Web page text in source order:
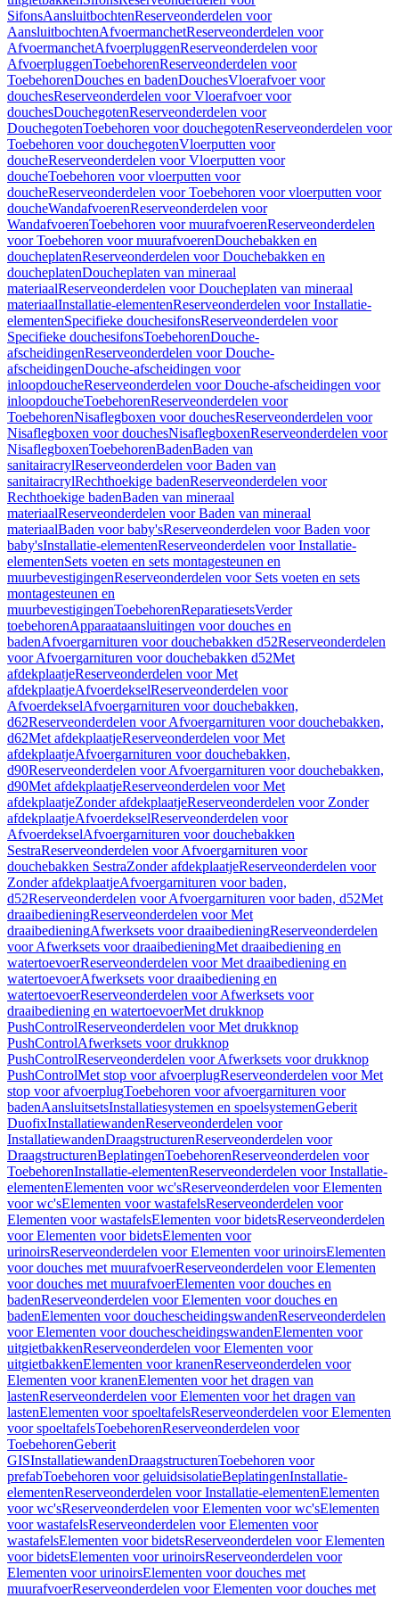
SifonsAansluitbochtenReserveonderdelen voor
AansluitbochtenAfvoermanchetReserveonderdelen voor
AfvoermanchetAfvoerpluggenReserveonderdelen voor
AfvoerpluggenToebehorenReserveonderdelen voor
ToebehorenDouches en badenDouchesVloerafvoer voor
douchesReserveonderdelen voor Vloerafvoer voor
douchesDouchegotenReserveonderdelen voor
DouchegotenToebehoren voor douchegotenReserveonderdelen voor
Toebehoren voor douchegotenVloerputten voor
doucheReserveonderdelen voor Vloerputten voor
doucheToebehoren voor vloerputten voor
doucheReserveonderdelen voor Toebehoren voor vloerputten voor
doucheWandafvoerenReserveonderdelen voor
WandafvoerenToebehoren voor muurafvoerenReserveonderdelen
voor Toebehoren voor muurafvoerenDouchebakken en
doucheplatenReserveonderdelen voor Douchebakken en
doucheplatenDoucheplaten van mineraal
materiaalReserveonderdelen voor Doucheplaten van mineraal
materiaalInstallatie-elementenReserveonderdelen voor Installatie-
elementenSpecifieke douchesifonsReserveonderdelen voor
Specifieke douchesifonsToebehorenDouche-
afscheidingenReserveonderdelen voor Douche-
afscheidingenDouche-afscheidingen voor
inloopdoucheReserveonderdelen voor Douche-afscheidingen voor
inloopdoucheToebehorenReserveonderdelen voor
ToebehorenNisaflegboxen voor douchesReserveonderdelen voor
Nisaflegboxen voor douchesNisaflegboxenReserveonderdelen voor
NisaflegboxenToebehorenBadenBaden van
sanitairacrylReserveonderdelen voor Baden van
sanitairacrylRechthoekige badenReserveonderdelen voor
Rechthoekige badenBaden van mineraal
materiaalReserveonderdelen voor Baden van mineraal
materiaalBaden voor baby'sReserveonderdelen voor Baden voor
baby'sInstallatie-elementenReserveonderdelen voor Installatie-
elementenSets voeten en sets montagesteunen en
muurbevestigingenReserveonderdelen voor Sets voeten en sets
montagesteunen en
muurbevestigingenToebehorenReparatiesetsVerder
toebehorenApparaataansluitingen voor douches en
badenAfvoergarnituren voor douchebakken d52Reserveonderdelen
voor Afvoergarnituren voor douchebakken d52Met
afdekplaatjeReserveonderdelen voor Met
afdekplaatjeAfvoerdekselReserveonderdelen voor
AfvoerdekselAfvoergarnituren voor douchebakken,
d62Reserveonderdelen voor Afvoergarnituren voor douchebakken,
d62Met afdekplaatjeReserveonderdelen voor Met
afdekplaatjeAfvoergarnituren voor douchebakken,
d90Reserveonderdelen voor Afvoergarnituren voor douchebakken,
d90Met afdekplaatjeReserveonderdelen voor Met
afdekplaatjeZonder afdekplaatjeReserveonderdelen voor Zonder
afdekplaatjeAfvoerdekselReserveonderdelen voor
AfvoerdekselAfvoergarnituren voor douchebakken
SestraReserveonderdelen voor Afvoergarnituren voor
douchebakken SestraZonder afdekplaatjeReserveonderdelen voor
Zonder afdekplaatjeAfvoergarnituren voor baden,
d52Reserveonderdelen voor Afvoergarnituren voor baden, d52Met
draaibedieningReserveonderdelen voor Met
draaibedieningAfwerksets voor draaibedieningReserveonderdelen
voor Afwerksets voor draaibedieningMet draaibediening en
watertoevoerReserveonderdelen voor Met draaibediening en
watertoevoerAfwerksets voor draaibediening en
watertoevoerReserveonderdelen voor Afwerksets voor
draaibediening en watertoevoerMet drukknop
PushControlReserveonderdelen voor Met drukknop
PushControlAfwerksets voor drukknop
PushControlReserveonderdelen voor Afwerksets voor drukknop
PushControlMet stop voor afvoerplugReserveonderdelen voor Met
stop voor afvoerplugToebehoren voor afvoergarnituren voor
badenAansluitsetsInstallatiesystemen en spoelsystemenGeberit
DuofixInstallatiewandenReserveonderdelen voor
InstallatiewandenDraagstructurenReserveonderdelen voor
DraagstructurenBeplatingenToebehorenReserveonderdelen voor
ToebehorenInstallatie-elementenReserveonderdelen voor Installatie-
elementenElementen voor wc'sReserveonderdelen voor Elementen
voor wc'sElementen voor wastafelsReserveonderdelen voor
Elementen voor wastafelsElementen voor bidetsReserveonderdelen
voor Elementen voor bidetsElementen voor
urinoirsReserveonderdelen voor Elementen voor urinoirsElementen
voor douches met muurafvoerReserveonderdelen voor Elementen
voor douches met muurafvoerElementen voor douches en
badenReserveonderdelen voor Elementen voor douches en
badenElementen voor douchescheidingswandenReserveonderdelen
voor Elementen voor douchescheidingswandenElementen voor
uitgietbakkenReserveonderdelen voor Elementen voor
uitgietbakkenElementen voor kranenReserveonderdelen voor
Elementen voor kranenElementen voor het dragen van
lastenReserveonderdelen voor Elementen voor het dragen van
lastenElementen voor spoeltafelsReserveonderdelen voor Elementen
voor spoeltafelsToebehorenReserveonderdelen voor
ToebehorenGeberit
GISInstallatiewandenDraagstructurenToebehoren voor
prefabToebehoren voor geluidsisolatieBeplatingenInstallatie-
elementenReserveonderdelen voor Installatie-elementenElementen
voor wc'sReserveonderdelen voor Elementen voor wc'sElementen
voor wastafelsReserveonderdelen voor Elementen voor
wastafelsElementen voor bidetsReserveonderdelen voor Elementen
voor bidetsElementen voor urinoirsReserveonderdelen voor
Elementen voor urinoirsElementen voor douches met
muurafvoerReserveonderdelen voor Elementen voor douches met